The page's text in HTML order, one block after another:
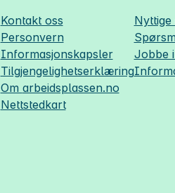
Kontakt oss
Personvern
Informasjonskapsler
Tilgjengelighetserklæring
Om arbeidsplassen.no
Nettstedkart
Jobbe